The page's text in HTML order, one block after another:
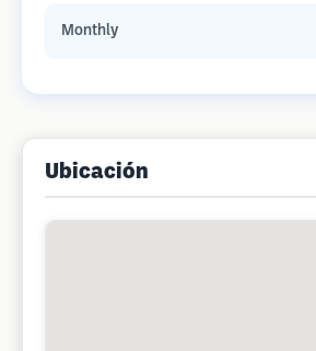
Monthly
Ubicación